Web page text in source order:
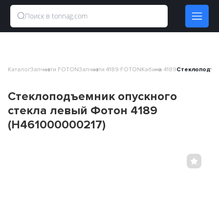
КаталогЗапчасти FOTONЗапчасти 4189 FOTONКабина 4189
Стеклоподъемник опускного
стекла левый Фотон 4189
(H461000000217)